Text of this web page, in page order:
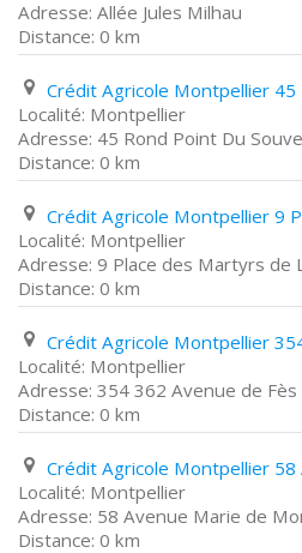
Allée Jules Milhau
0 km
Montpellier
45 Rond Point Du
0 km
Montpellier
9 Place des Martyrs de
0 km
Montpellier
354 362 Avenue de Fès
0 km
Montpellier
58 Avenue Marie de
0 km